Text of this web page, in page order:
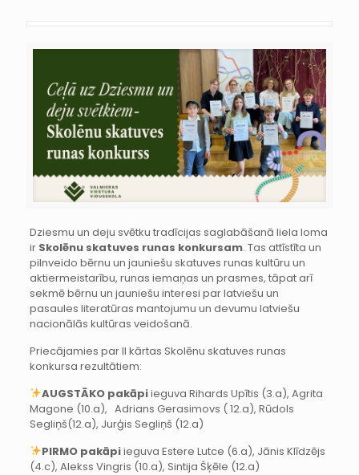
Dziesmu un deju svētku tradīcijas saglabāšanā liela loma
ir Skolēnu skatuves runas konkursam. Tas attīstīta un
pilnveido bērnu un jauniešu skatuves runas kultūru un
aktiermeistarību, runas iemaņas un prasmes, tāpat arī
sekmē bērnu un jauniešu interesi par latviešu un
pasaules literatūras mantojumu un devumu latviešu
nacionālās kultūras veidošanā.
Priecājamies par II kārtas Skolēnu skatuves runas
konkursa rezultātiem:
AUGSTĀKO pakāpiieguva Rihards Upītis (3.a), Agrita
Magone (10.a), Adrians Gerasimovs ( 12.a), Rūdols
Segliņš(12.a), Jurģis Segliņš (12.a)
PIRMO pakāpiieguva Estere Lutce (6.a), Jānis Klīdzējs
(4.c), Alekss Vingris (10.a), Sintija Šķēle (12.a)